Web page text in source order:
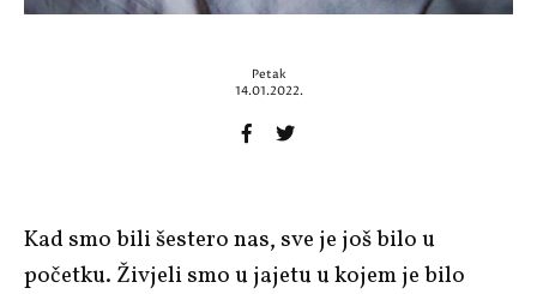
Petak
14.01.2022.
Kad smo bili šestero nas, sve je još bilo u
početku. Živjeli smo u jajetu u kojem je bilo